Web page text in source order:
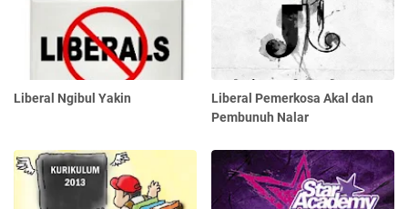
Liberal Ngibul Yakin
Liberal Pemerkosa Akal dan
Pembunuh Nalar